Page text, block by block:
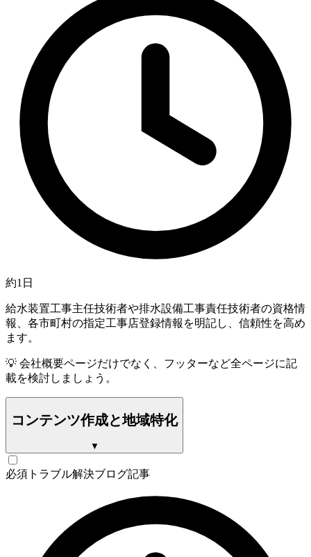
約1日
給水装置工事主任技術者や排水設備工事責任技術者の資格情
報、各市町村の指定工事店登録情報を明記し、信頼性を高め
ます。
💡 会社概要ページだけでなく、フッターなど全ページに記
載を検討しましょう。
コンテンツ作成と地域特化
▼
必須 トラブル解決ブログ記事